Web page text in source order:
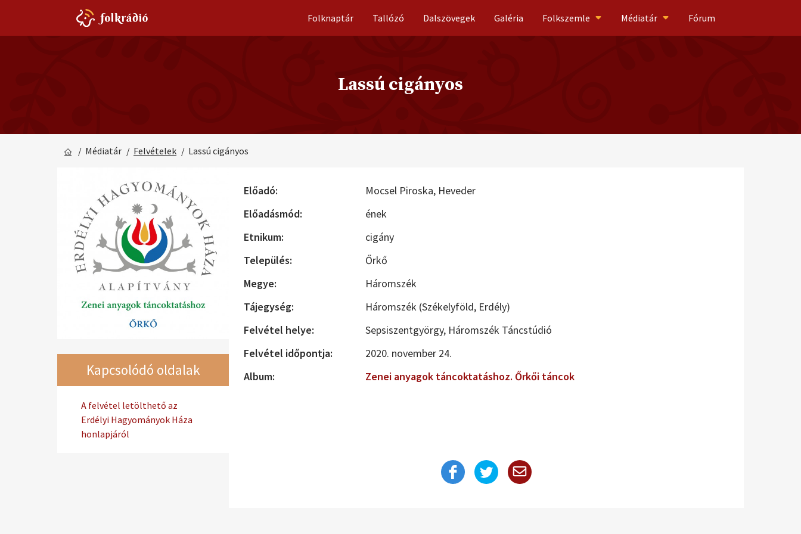
Folknaptár Tallózó Dalszövegek Galéria Folkszemle Médiatár Fórum
Lassú cigányos
/ Médiatár / Felvételek / Lassú cigányos
Kapcsolódó oldalak
A felvétel letölthető az
Erdélyi Hagyományok Háza
honlapjáról
Előadó: Mocsel Piroska, Heveder
Előadásmód:
ének
Etnikum:
cigány
Település:
Őrkő
Megye:
Háromszék
Tájegység:
Háromszék (Székelyföld, Erdély)
Felvétel helye:
Sepsiszentgyörgy, Háromszék Táncstúdió
Felvétel időpontja:
2020. november 24.
Album:
Zenei anyagok táncoktatáshoz. Őrkői táncok